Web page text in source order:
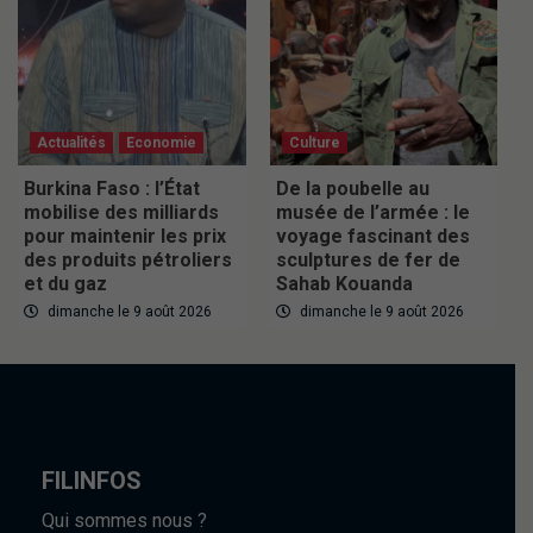
Actualités Economie
Burkina Faso : l’État
mobilise des milliards
pour maintenir les prix
des produits pétroliers
et du gaz
dimanche le 9 août 2026
Culture
De la poubelle au
musée de l’armée : le
voyage fascinant des
sculptures de fer de
Sahab Kouanda
dimanche le 9 août 2026
FILINFOS
Qui sommes nous ?